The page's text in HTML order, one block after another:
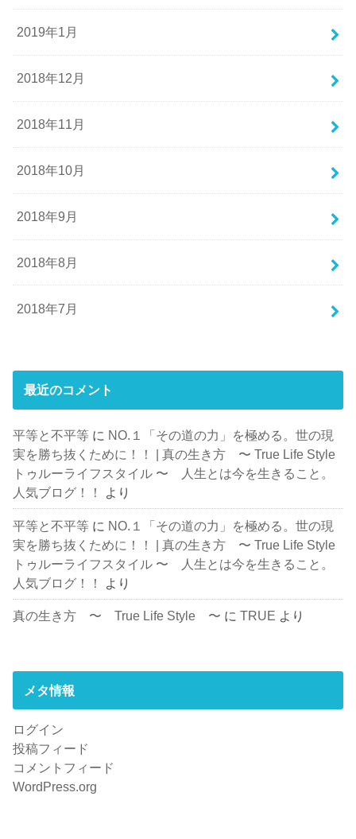
2019年1月
2018年12月
2018年11月
2018年10月
2018年9月
2018年8月
2018年7月
最近のコメント
平等と不平等 に NO.１「その道の力」を極める。世の現
実を勝ち抜くために！！ | 真の生き方 〜 True Life Style
トゥルーライフスタイル 〜 人生とは今を生きること。
人気ブログ！！
より
平等と不平等 に NO.１「その道の力」を極める。世の現
実を勝ち抜くために！！ | 真の生き方 〜 True Life Style
トゥルーライフスタイル 〜 人生とは今を生きること。
人気ブログ！！
より
真の生き方 〜 True Life Style 〜 にTRUE より
メタ情報
ログイン
投稿フィード
コメントフィード
WordPress.org